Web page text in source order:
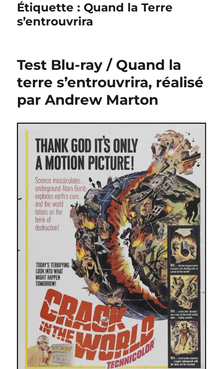
Étiquette : Quand la Terre
s’entrouvrira
Test Blu-ray / Quand la
terre s’entrouvrira, réalisé
par Andrew Marton